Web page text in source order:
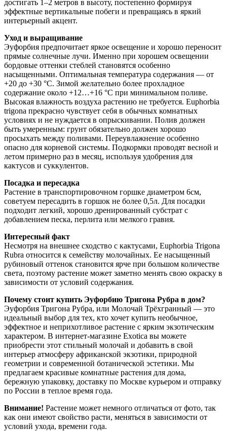
достигать 1–2 метров в высоту, постепенно формируя
эффектные вертикальные побеги и превращаясь в яркий
интерьерный акцент.
Уход и выращивание
Эуфорбия предпочитает яркое освещение и хорошо переносит
прямые солнечные лучи. Именно при хорошем освещении
бордовые оттенки стеблей становятся особенно
насыщенными. Оптимальная температура содержания — от
+20 до +30 °C. Зимой желательно более прохладное
содержание около +12…+16 °C при минимальном поливе.
Высокая влажность воздуха растению не требуется. Euphorbia
trigona прекрасно чувствует себя в обычных комнатных
условиях и не нуждается в опрыскивании. Полив должен
быть умеренным: грунт обязательно должен хорошо
просыхать между поливами. Переувлажнение особенно
опасно для корневой системы. Подкормки проводят весной и
летом примерно раз в месяц, используя удобрения для
кактусов и суккулентов.
Посадка и пересадка
Растение в транспортировочном горшке диаметром 6см,
советуем пересадить в горшок не более 0,5л. Для посадки
подходит легкий, хорошо дренированный субстрат с
добавлением песка, перлита или мелкого гравия.
Интересный факт
Несмотря на внешнее сходство с кактусами, Euphorbia Trigona
Rubra относится к семейству молочайных. Ее насыщенный
рубиновый оттенок становится ярче при большом количестве
света, поэтому растение может заметно менять свою окраску в
зависимости от условий содержания.
Почему стоит купить Эуфорбию Тригона Рубра в дом?
Эуфорбия Тригона Рубра, или Молочай Трёхгранный — это
идеальный выбор для тех, кто хочет купить необычное,
эффектное и неприхотливое растение с ярким экзотическим
характером. В интернет-магазине Exotica вы можете
приобрести этот стильный молочай и добавить в свой
интерьер атмосферу африканской экзотики, природной
геометрии и современной ботанической эстетики. Мы
предлагаем красивые комнатные растения для дома,
бережную упаковку, доставку по Москве курьером и отправку
по России в теплое время года.
Внимание! Растение может немного отличаться от фото, так
как они имеют свойство расти, меняться в зависимости от
условий ухода, времени года.